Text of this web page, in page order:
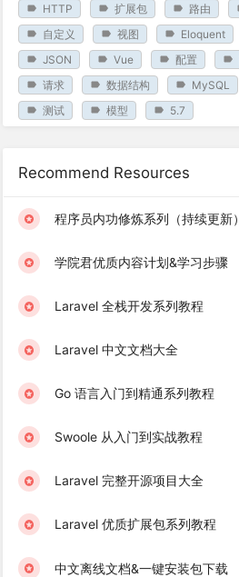
HTTP
扩展包 路由
自定义
视图 Eloquent
JSON
Vue 配置
请求
数据结构 MySQL
测试
模型 5.7
Recommend Resources
程序员内功修炼系列（持续更新）
学院君优质内容计划&学习步骤
Laravel 全栈开发系列教程
Laravel 中文文档大全
Go 语言入门到精通系列教程
Swoole 从入门到实战教程
Laravel 完整开源项目大全
Laravel 优质扩展包系列教程
中文离线文档&一键安装包下载